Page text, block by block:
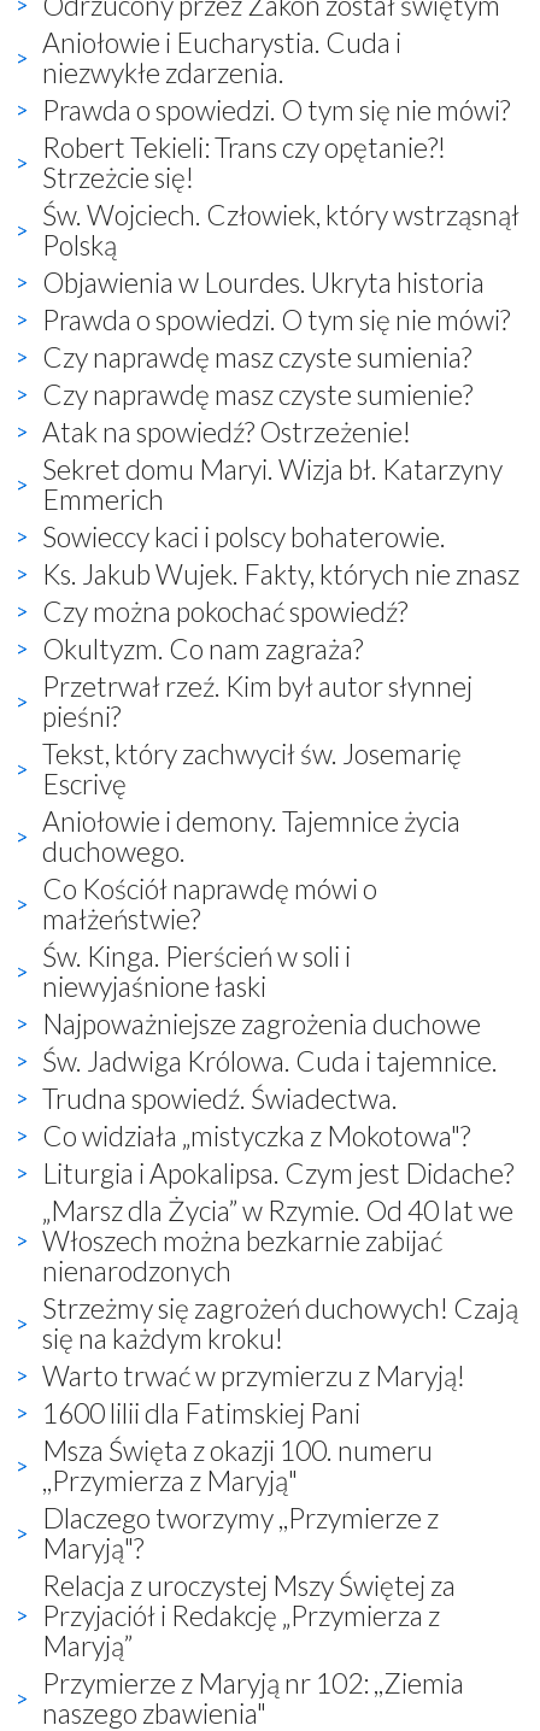
Aniołowie i Eucharystia. Cuda i
niezwykłe zdarzenia.
Prawda o spowiedzi. O tym się nie mówi?
Robert Tekieli: Trans czy opętanie?!
Strzeżcie się!
Św. Wojciech. Człowiek, który wstrząsnął
Polską
Objawienia w Lourdes. Ukryta historia
Prawda o spowiedzi. O tym się nie mówi?
Czy naprawdę masz czyste sumienia?
Czy naprawdę masz czyste sumienie?
Atak na spowiedź? Ostrzeżenie!
Sekret domu Maryi. Wizja bł. Katarzyny
Emmerich
Sowieccy kaci i polscy bohaterowie.
Ks. Jakub Wujek. Fakty, których nie znasz
Czy można pokochać spowiedź?
Okultyzm. Co nam zagraża?
Przetrwał rzeź. Kim był autor słynnej
pieśni?
Tekst, który zachwycił św. Josemarię
Escrivę
Aniołowie i demony. Tajemnice życia
duchowego.
Co Kościół naprawdę mówi o
małżeństwie?
Św. Kinga. Pierścień w soli i
niewyjaśnione łaski
Najpoważniejsze zagrożenia duchowe
Św. Jadwiga Królowa. Cuda i tajemnice.
Trudna spowiedź. Świadectwa.
Co widziała „mistyczka z Mokotowa"?
Liturgia i Apokalipsa. Czym jest Didache?
„Marsz dla Życia” w Rzymie. Od 40 lat we
Włoszech można bezkarnie zabijać
nienarodzonych
Strzeżmy się zagrożeń duchowych! Czają
się na każdym kroku!
Warto trwać w przymierzu z Maryją!
1600 lilii dla Fatimskiej Pani
Msza Święta z okazji 100. numeru
,,Przymierza z Maryją"
Dlaczego tworzymy ,,Przymierze z
Maryją"?
Relacja z uroczystej Mszy Świętej za
Przyjaciół i Redakcję „Przymierza z
Maryją”
Przymierze z Maryją nr 102: ,,Ziemia
naszego zbawienia"